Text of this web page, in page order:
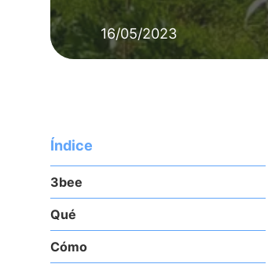
16/05/2023
Índice
3bee
Qué
Cómo